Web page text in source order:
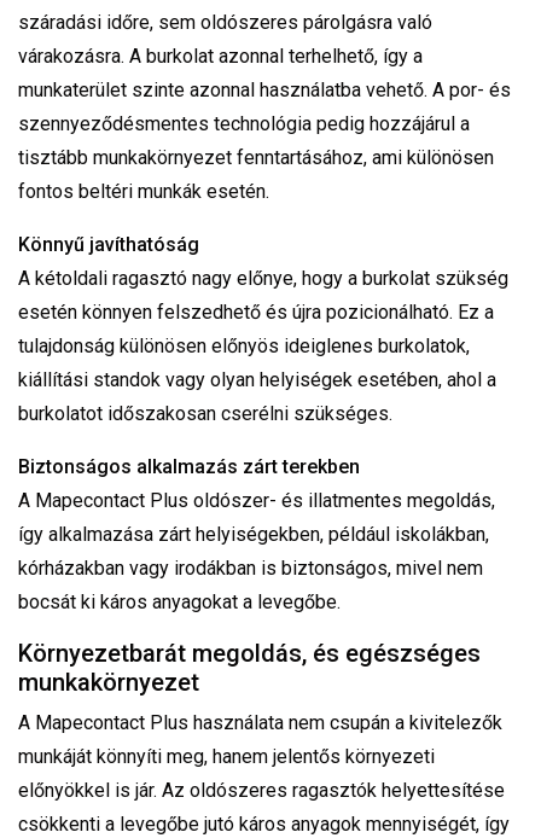
száradási időre, sem oldószeres párolgásra való
várakozásra. A burkolat azonnal terhelhető, így a
munkaterület szinte azonnal használatba vehető. A por- és
szennyeződésmentes technológia pedig hozzájárul a
tisztább munkakörnyezet fenntartásához, ami különösen
fontos beltéri munkák esetén.
Könnyű javíthatóság
A kétoldali ragasztó nagy előnye, hogy a burkolat szükség
esetén könnyen felszedhető és újra pozicionálható. Ez a
tulajdonság különösen előnyös ideiglenes burkolatok,
kiállítási standok vagy olyan helyiségek esetében, ahol a
burkolatot időszakosan cserélni szükséges.
Biztonságos alkalmazás zárt terekben
A Mapecontact Plus oldószer- és illatmentes megoldás,
így alkalmazása zárt helyiségekben, például iskolákban,
kórházakban vagy irodákban is biztonságos, mivel nem
bocsát ki káros anyagokat a levegőbe.
Környezetbarát megoldás, és egészséges
munkakörnyezet
A Mapecontact Plus használata nem csupán a kivitelezők
munkáját könnyíti meg, hanem jelentős környezeti
előnyökkel is jár. Az oldószeres ragasztók helyettesítése
csökkenti a levegőbe jutó káros anyagok mennyiségét, így